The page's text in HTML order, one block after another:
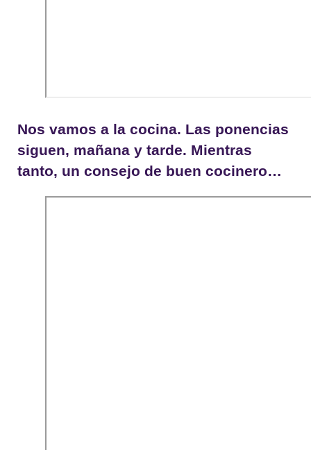
Nos vamos a la cocina. Las ponencias
siguen, mañana y tarde. Mientras
tanto, un consejo de buen cocinero…